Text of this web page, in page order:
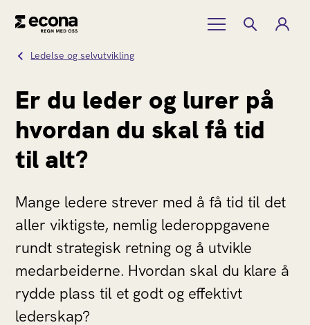
Ledelse og selvutvikling
Er du leder og lurer på
hvordan du skal få tid
til alt?
Mange ledere strever med å få tid til det
aller viktigste, nemlig lederoppgavene
rundt strategisk retning og å utvikle
medarbeiderne. Hvordan skal du klare å
rydde plass til et godt og effektivt
lederskap?